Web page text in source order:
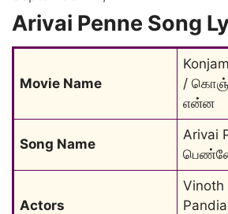
Arivai Penne Song
Movie Name
/
என்ன
Song Name
Arivai
Actors
Vinoth